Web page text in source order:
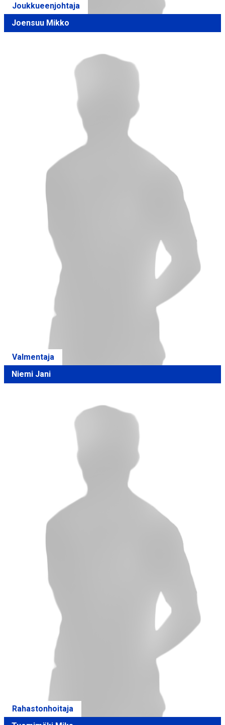
Joukkueenjohtaja
Joensuu Mikko
Valmentaja
Niemi Jani
Rahastonhoitaja